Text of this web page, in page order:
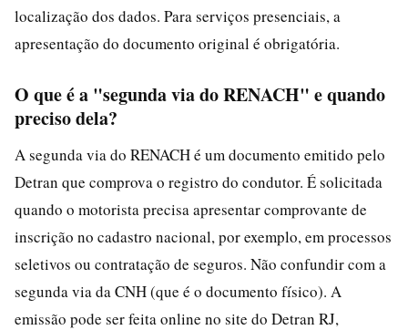
localização dos dados. Para serviços presenciais, a
apresentação do documento original é obrigatória.
O que é a "segunda via do RENACH" e quando
preciso dela?
A segunda via do RENACH é um documento emitido pelo
Detran que comprova o registro do condutor. É solicitada
quando o motorista precisa apresentar comprovante de
inscrição no cadastro nacional, por exemplo, em processos
seletivos ou contratação de seguros. Não confundir com a
segunda via da CNH (que é o documento físico). A
emissão pode ser feita online no site do Detran RJ,